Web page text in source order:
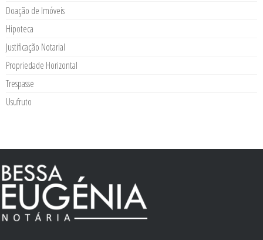
Doação de Imóveis
Hipoteca
Justificação Notarial
Propriedade Horizontal
Trespasse
Usufruto